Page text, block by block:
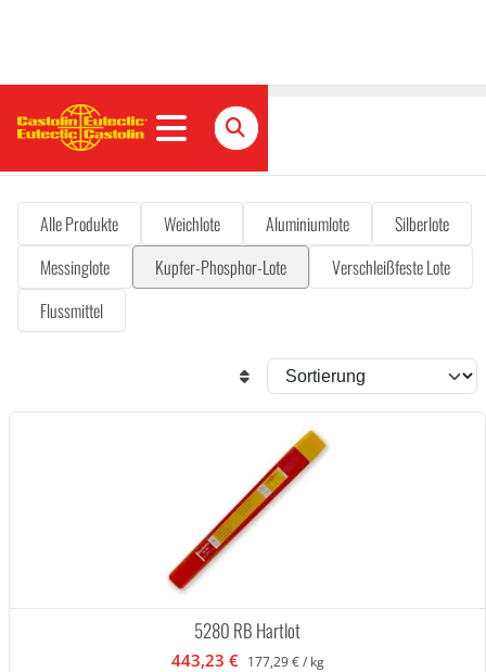
Kupfer-Phosphor-Lote
Alle Produkte Weichlote Aluminiumlote
Silberlote
Messinglote
Kupfer-Phosphor-Lote
Verschleißfeste Lote
Flussmittel
5280 RB Hartlot
443,23 € 177,29 € / kg